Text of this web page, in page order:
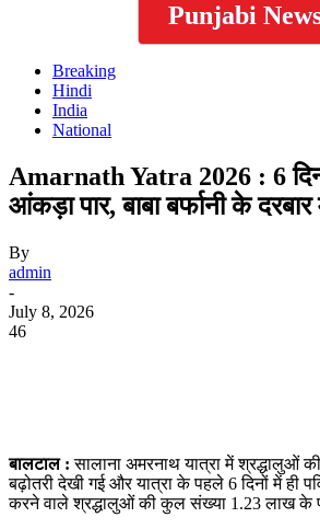
Punjabi
Breaking
Hindi
India
National
Amarnath Yatra 2026 : 6
आंकड़ा पार, बाबा बर्फानी के
By
admin
-
July 8, 2026
46
बालटाल : सालाना अमरनाथ यात्रा में श्रद्धालुओं
बढ़ोतरी देखी गई और यात्रा के पहले 6 दिनों में ही
करने वाले श्रद्धालुओं की कुल संख्या 1.23 लाख के